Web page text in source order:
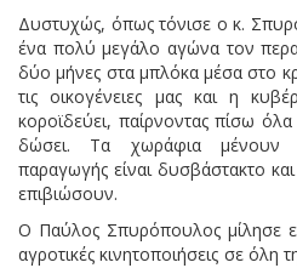
Δυστυχώς, όπως τόνισε ο κ.
ένα πολύ μεγάλο αγώνα τον
δύο μήνες στα μπλόκα μέσα στο
τις οικογένειες μας και η
κοροϊδεύει, παίρνοντας πίσω
δώσει. Τα χωράφια μένουν
παραγωγής είναι δυσβάστακτο
επιβιώσουν.
Ο Παύλος Σπυρόπουλος μίλησε
αγροτικές κινητοποιήσεις σε όλη